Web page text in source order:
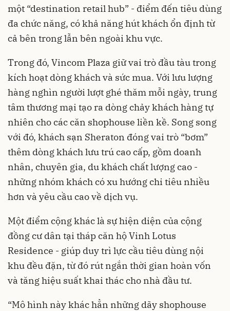
một “destination retail hub” - điểm đến tiêu dùng
đa chức năng, có khả năng hút khách ổn định từ
cả bên trong lẫn bên ngoài khu vực.
Trong đó, Vincom Plaza giữ vai trò đầu tàu trong
kích hoạt dòng khách và sức mua. Với lưu lượng
hàng nghìn người lượt ghé thăm mỗi ngày, trung
tâm thương mại tạo ra dòng chảy khách hàng tự
nhiên cho các căn shophouse liền kề. Song song
với đó, khách sạn Sheraton đóng vai trò “bơm”
thêm dòng khách lưu trú cao cấp, gồm doanh
nhân, chuyên gia, du khách chất lượng cao -
những nhóm khách có xu hướng chi tiêu nhiều
hơn và yêu cầu cao về dịch vụ.
Một điểm cộng khác là sự hiện diện của cộng
đồng cư dân tại tháp căn hộ Vinh Lotus
Residence - giúp duy trì lực cầu tiêu dùng nội
khu đều đặn, từ đó rút ngắn thời gian hoàn vốn
và tăng hiệu suất khai thác cho nhà đầu tư.
“Mô hình này khác hẳn những dãy shophouse